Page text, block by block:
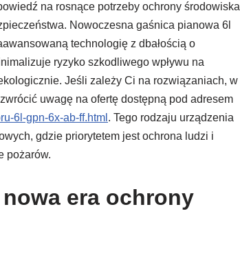
na rosnące potrzeby ochrony środowiska
Nowoczesna gaśnica pianowa 6l
technologię z dbałością o
ryzyko szkodliwego wpływu na
Jeśli zależy Ci na rozwiązaniach, w
uwagę na ofertę dostępną pod adresem
6l-gpn-6x-ab-ff.html . Tego rodzaju urządzenia
gdzie priorytetem jest ochrona ludzi i
pożarów.
era ochrony